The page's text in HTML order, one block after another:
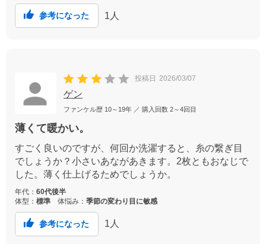
参考になった 1 人
投稿日 2026/03/07
ゲン
ファンケル歴 10～19年 ／ 購入回数 2～4回目
薄くて暖かい。
すごく良いのですが、何回か洗濯すると、糸の繋ぎ目
でしょうか？小さいあながあきます。2枚ともおなじで
した。薄く仕上げるためでしょうか。
年代： 60代後半
体型： 標準 体悩み： 季節の変わり目に敏感
参考になった 1人